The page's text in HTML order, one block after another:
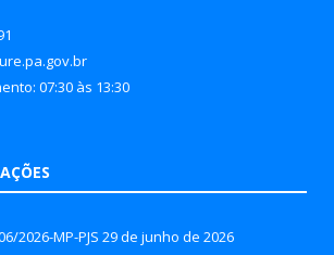
07:30 às 13:30
2026-MP-PJS 29 de junho de 2026